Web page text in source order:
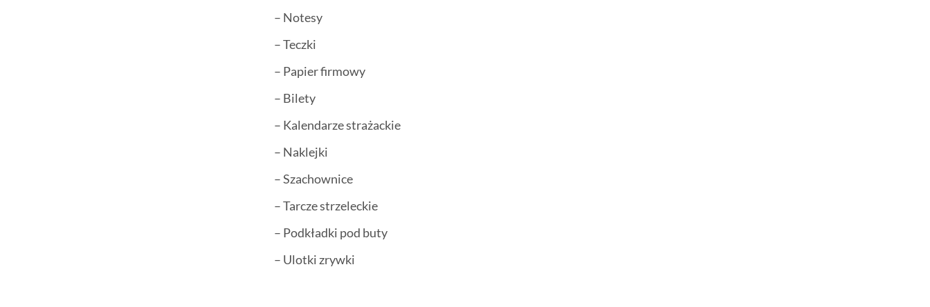
– Notesy
– Teczki
– Papier firmowy
– Bilety
– Kalendarze strażackie
– Naklejki
– Szachownice
– Tarcze strzeleckie
– Podkładki pod buty
– Ulotki zrywki